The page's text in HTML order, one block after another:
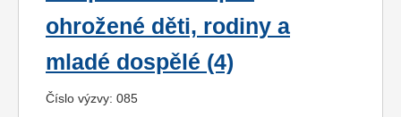
ohrožené děti, rodiny a
mladé dospělé (4)
Číslo výzvy: 085